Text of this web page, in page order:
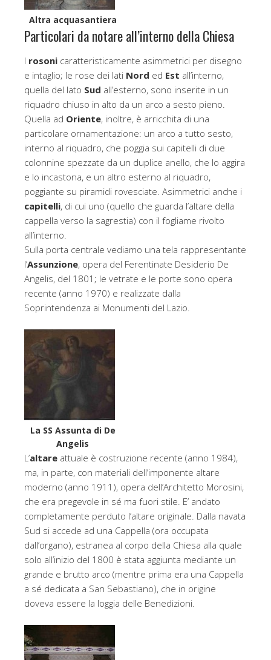
Altra acquasantiera
Particolari da notare all’interno della Chiesa
I rosoni caratteristicamente asimmetrici per disegno
e intaglio; le rose dei lati Nord ed Est all’interno,
quella del lato Sud all’esterno, sono inserite in un
riquadro chiuso in alto da un arco a sesto pieno.
Quella ad Oriente, inoltre, è arricchita di una
particolare ornamentazione: un arco a tutto sesto,
interno al riquadro, che poggia sui capitelli di due
colonnine spezzate da un duplice anello, che lo aggira
e lo incastona, e un altro esterno al riquadro,
poggiante su piramidi rovesciate. Asimmetrici anche i
capitelli, di cui uno (quello che guarda l’altare della
cappella verso la sagrestia) con il fogliame rivolto
all’interno.
Sulla porta centrale vediamo una tela rappresentante
l’Assunzione, opera del Ferentinate Desiderio De
Angelis, del 1801; le vetrate e le porte sono opera
recente (anno 1970) e realizzate dalla
Soprintendenza ai Monumenti del Lazio.
La SS Assunta di De
Angelis
L’altare attuale è costruzione recente (anno 1984),
ma, in parte, con materiali dell’imponente altare
moderno (anno 1911), opera dell’Architetto Morosini,
che era pregevole in sé ma fuori stile. E’ andato
completamente perduto l’altare originale. Dalla navata
Sud si accede ad una Cappella (ora occupata
dall’organo), estranea al corpo della Chiesa alla quale
solo all’inizio del 1800 è stata aggiunta mediante un
grande e brutto arco (mentre prima era una Cappella
a sé dedicata a San Sebastiano), che in origine
doveva essere la loggia delle Benedizioni.